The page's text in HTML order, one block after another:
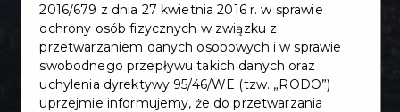
2016/679 z dnia 27 kwietnia 2016 r. w sprawie
ochrony osób fizycznych w związku z
przetwarzaniem danych osobowych i w sprawie
swobodnego przepływu takich danych oraz
uchylenia dyrektywy 95/46/WE (tzw. „RODO”)
uprzejmie informujemy, że do przetwarzania